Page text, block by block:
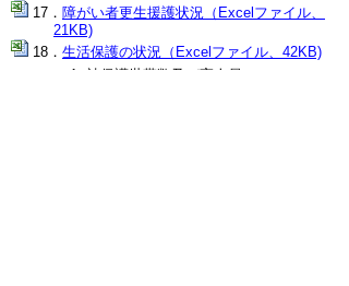
障がい者更生援護状況（Excelファイル、
21KB)
生活保護の状況（Excelファイル、42KB)
被保護世帯数及び実人員